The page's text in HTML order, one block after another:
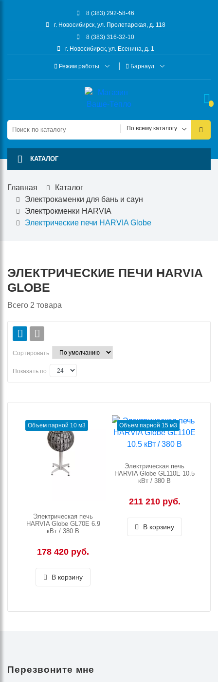
8 (383) 292-58-46
г. Новосибирск, ул. Пролетарская, д. 118
8 (383) 316-32-10
г. Новосибирск, ул. Есенина, д. 1
Режим работы Барнаул
По всему каталогу
КАТАЛОГ
Главная
Каталог
Электрокаменки для бань и саун
Электрокменки HARVIA
Электрические печи HARVIA Globe
ЭЛЕКТРИЧЕСКИЕ ПЕЧИ HARVIA
GLOBE
Всего 2 товара
Сортировать
Показать по
Объем парной 10 м3
Электрическая печь
HARVIA Globe GL70E 6.9
кВт / 380 В
178 420 руб.
В корзину
Объем парной 15 м3
Электрическая печь
HARVIA Globe GL110E 10.5
кВт / 380 В
211 210 руб.
В корзину
Перезвоните мне